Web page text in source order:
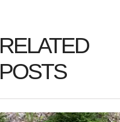
RELATED
POSTS